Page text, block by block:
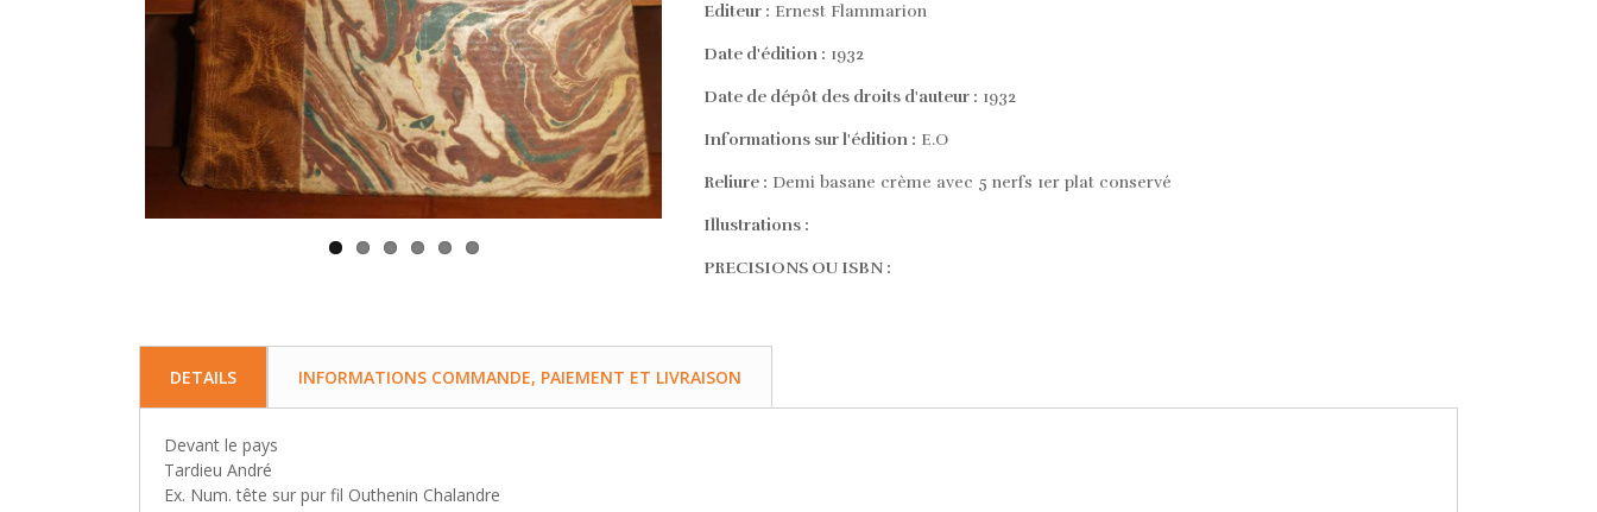
Editeur : Ernest Flammarion
Date d'édition : 1932
Date de dépôt des droits d'auteur : 1932
Informations sur l'édition : E.O
Reliure : Demi basane crème avec 5 nerfs 1er plat conservé
Illustrations :
PRECISIONS OU ISBN :
DETAILS INFORMATIONS COMMANDE, PAIEMENT ET LIVRAISON
Devant le pays
Tardieu André
Ex. Num. tête sur pur fil Outhenin Chalandre